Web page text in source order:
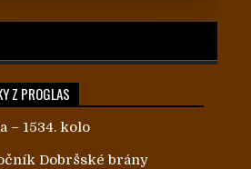
Z PROGLAS
– 1534. kolo
Dobršské brány